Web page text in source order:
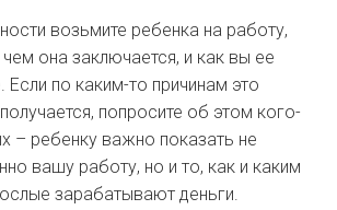
возьмите ребенка на работу,
она заключается, и как вы ее
Если по каким-то причинам это
попросите об этом кого-
– ребенку важно показать не
вашу работу, но и то, как и каким
зарабатывают деньги.